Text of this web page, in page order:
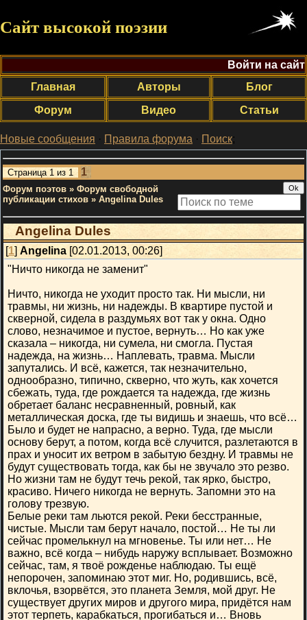
Сайт высокой поэзии
Войти на сайт
Главная
Авторы
Блог
Форум
Видео Статьи
Новые сообщения · Правила форума · Поиск;
Страница 1 из 1 1
Форум поэтов » Форум свободной
публикации стихов » Angelina Dules
Angelina Dules
[1] Angelina [02.01.2013, 00:26]
"Ничто никогда не заменит"
Ничто, никогда не уходит просто так. Ни мысли, ни
травмы, ни жизнь, ни надежды. В квартире пустой и
скверной, сидела в раздумьях вот так у окна. Одно
слово, незначимое и пустое, вернуть… Но как уже
сказала – никогда, ни сумела, ни смогла. Пустая
надежда, на жизнь… Наплевать, травма. Мысли
запутались. И всё, кажется, так незначительно,
однообразно, типично, скверно, что жуть, как хочется
сбежать, туда, где рождается та надежда, где жизнь
обретает баланс несравненный, ровный, как
металлическая доска, где ты видишь и знаешь, что всё…
Было и будет не напрасно, а верно. Туда, где мысли
основу берут, а потом, когда всё случится, разлетаются в
прах и уносит их ветром в забытую бездну. И травмы не
будут существовать тогда, как бы не звучало это резво.
Но жизни там не будут течь рекой, так ярко, быстро,
красиво. Ничего никогда не вернуть. Запомни это на
голову трезвую.
Белые реки там льются рекой. Реки бесстранные,
чистые. Мысли там берут начало, постой… Не ты ли
сейчас промелькнул на мгновенье. Ты или нет… Не
важно, всё когда – нибудь наружу всплывает. Возможно
сейчас, там, я твоё рожденье наблюдаю. Ты ещё
непорочен, запоминаю этот миг. Но, родившись, всё,
вклочья, взорвётся, это планета Земля, мой друг. Не
существует других миров и другого мира, придётся нам
этот терпеть, карабкаться, прогибаться и… Вновь